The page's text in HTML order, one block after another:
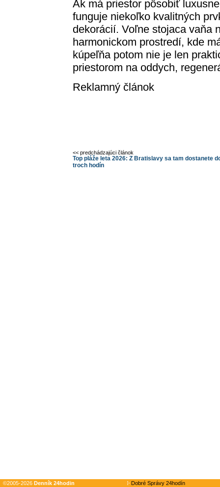
Ak má priestor pôsobiť
funguje niekoľko kvalitných
dekorácií. Voľne stojaca vaňa
harmonickom prostredí, kde
kúpeľňa potom nie je len
priestorom na oddych,
Reklamný článok
<< predchádzajúci článok
Top pláže leta 2026: Z Bratislavy sa tam dostanete
troch hodín
©2005-2026 Denník 24hodin
Dobré Správy 24hodín